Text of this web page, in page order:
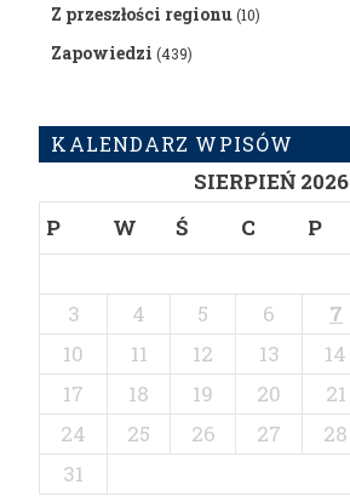
Z przeszłości regionu(10)
Zapowiedzi (439)
KALENDARZ WPISÓW
SIERPIEŃ 2026
P
W Ś C P
3
4 5 6 7
10
11 12 13 14
17
18 19 20 21
24
25 26 27 28
31